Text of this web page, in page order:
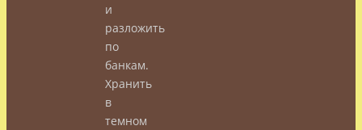
и
разложить
по
банкам.
Хранить
в
темном